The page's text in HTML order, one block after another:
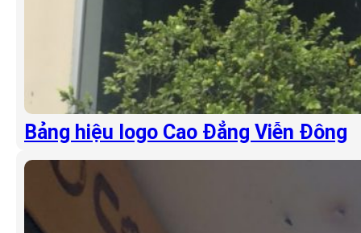
Bảng hiệu logo Cao Đẳng Viễn Đông